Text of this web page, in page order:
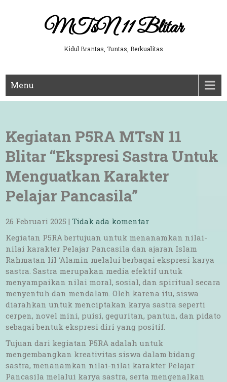
MTsN 11 Blitar
Kidul Brantas, Tuntas, Berkualitas
Menu
Kegiatan P5RA MTsN 11
Blitar “Ekspresi Sastra Untuk
Menguatkan Karakter
Pelajar Pancasila”
26 Februari 2025 |Tidak ada komentar
Kegiatan P5RA bertujuan untuk menanamkan nilai-
nilai karakter Pelajar Pancasila dan ajaran Islam
Rahmatan lil ‘Alamin melalui berbagai ekspresi karya
sastra. Sastra merupakan media efektif untuk
menyampaikan nilai moral, sosial, dan spiritual secara
menyentuh dan mendalam. Oleh karena itu, siswa
diarahkan untuk menciptakan karya sastra seperti
cerpen, novel mini, puisi, geguritan, pantun, dan pidato
sebagai bentuk ekspresi diri yang positif.
Tujuan dari kegiatan P5RA adalah untuk
mengembangkan kreativitas siswa dalam bidang
sastra, menanamkan nilai-nilai karakter Pelajar
Pancasila melalui karya sastra, serta mengenalkan